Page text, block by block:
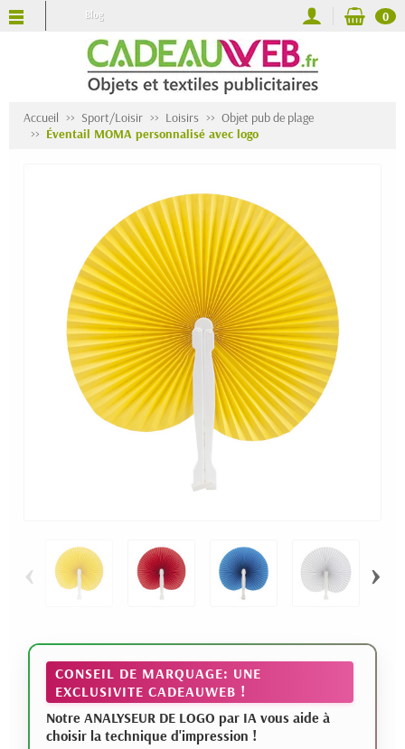
Blog 0
Accueil Sport/Loisir Loisirs
Objet pub de plage
Éventail MOMA personnalisé avec logo
‹ ›
CONSEIL DE MARQUAGE: UNE
EXCLUSIVITE CADEAUWEB !
Notre ANALYSEUR DE LOGO par IA vous aide à
choisir la technique d'impression !